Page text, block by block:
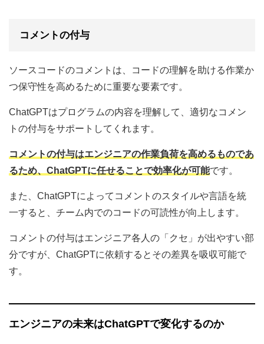
コメントの付与
ソースコードのコメントは、コードの理解を助ける作業か
つ保守性を高めるために重要な要素です。
ChatGPTはプログラムの内容を理解して、適切なコメン
トの付与をサポートしてくれます。
コメントの付与はエンジニアの作業負荷を高めるものであ
るため、ChatGPTに任せることで効率化が可能です。
また、ChatGPTによってコメントのスタイルや言語を統
一すると、チーム内でのコードの可読性が向上します。
コメントの付与はエンジニア各人の「クセ」が出やすい部
分ですが、ChatGPTに依頼するとその差異を吸収可能で
す。
エンジニアの未来はChatGPTで変化するのか